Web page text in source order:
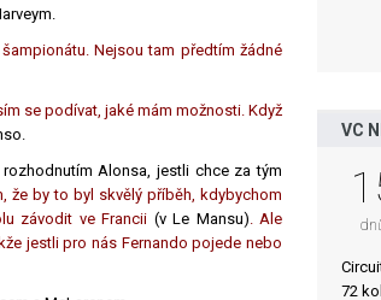
Nejsou tam předtím žádné
se podívat, jaké mám možnosti. Když
Alonsa, jestli chce za tým
že by to byl skvělý příběh, kdybychom
závodit ve Francii (v Le Mansu). Ale
jestli pro nás Fernando pojede nebo
VC
72